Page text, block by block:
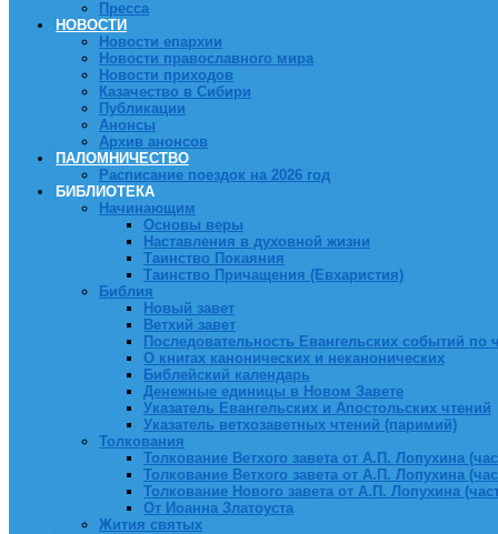
Пресса
НОВОСТИ
Новости епархии
Новости православного мира
Новости приходов
Казачество в Сибири
Публикации
Анонсы
Архив анонсов
ПАЛОМНИЧЕСТВО
Расписание поездок на 2026 год
БИБЛИОТЕКА
Начинающим
Основы веры
Наставления в духовной жизни
Таинство Покаяния
Таинство Причащения (Евхаристия)
Библия
Новый завет
Ветхий завет
Последовательность Евангельских событий по
О книгах канонических и неканонических
Библейский календарь
Денежные единицы в Новом Завете
Указатель Евангельских и Апостольских чтений
Указатель ветхозаветных чтений (паримий)
Толкования
Толкование Ветхого завета от А.П. Лопухина
Толкование Ветхого завета от А.П. Лопухина
Толкование Нового завета от А.П. Лопухина
От Иоанна Златоуста
Жития святых